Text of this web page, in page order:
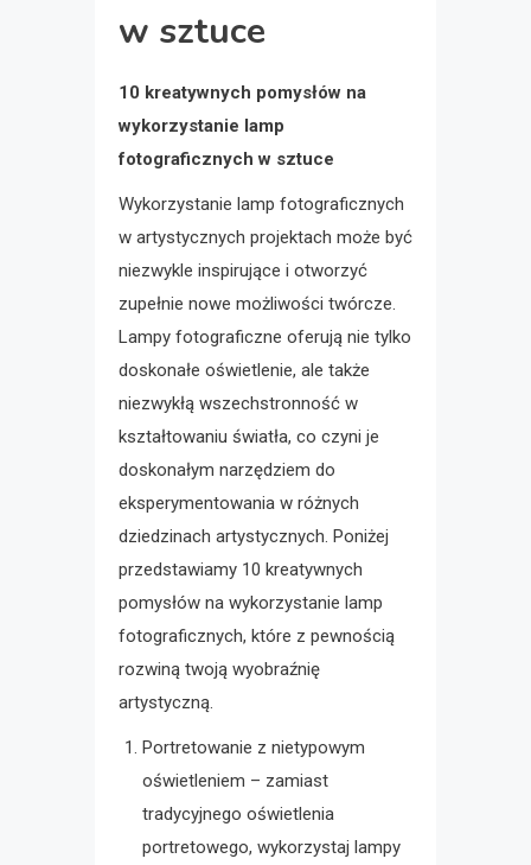
w sztuce
10 kreatywnych pomysłów na
wykorzystanie lamp
fotograficznych w sztuce
Wykorzystanie lamp fotograficznych
w artystycznych projektach może być
niezwykle inspirujące i otworzyć
zupełnie nowe możliwości twórcze.
Lampy fotograficzne oferują nie tylko
doskonałe oświetlenie, ale także
niezwykłą wszechstronność w
kształtowaniu światła, co czyni je
doskonałym narzędziem do
eksperymentowania w różnych
dziedzinach artystycznych. Poniżej
przedstawiamy 10 kreatywnych
pomysłów na wykorzystanie lamp
fotograficznych, które z pewnością
rozwiną twoją wyobraźnię
artystyczną.
Portretowanie z nietypowym
oświetleniem – zamiast
tradycyjnego oświetlenia
portretowego, wykorzystaj lampy